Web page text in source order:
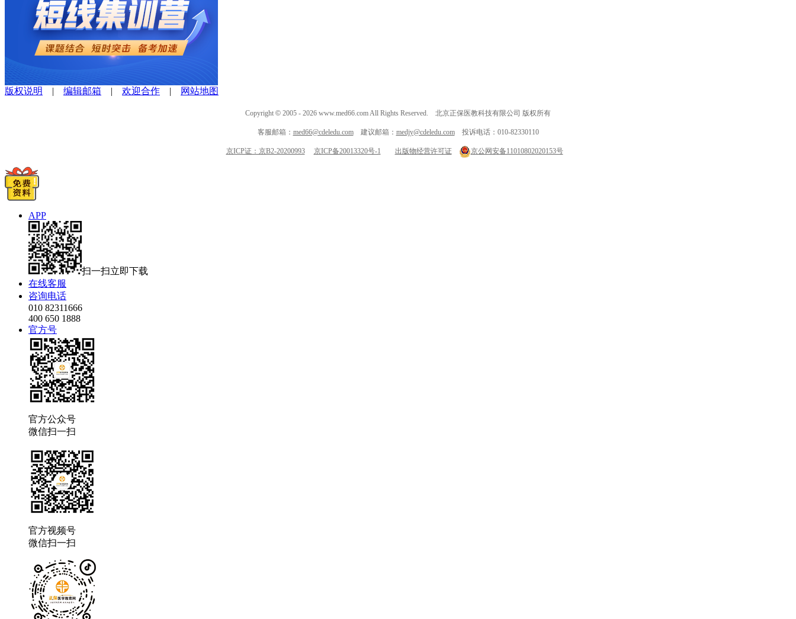
版权说明 | 编辑邮箱 | 欢迎合作 | 网站地图
Copyright © 2005 - 2026 www.med66.com All Rights Reserved. 北京正保医教科技有限公司 版权所有
客服邮箱： med66@cdeledu.com建议邮箱： medjy@cdeledu.com投诉电话：010-82330110
京ICP证：京B2-20200993 京ICP备20013320号-1 出版物经营许可证 京公网安备11010802020153号
APP
扫一扫立即下载
在线客服
咨询电话
010 82311666
400 650 1888
官方号
官方公众号
微信扫一扫
官方视频号
微信扫一扫